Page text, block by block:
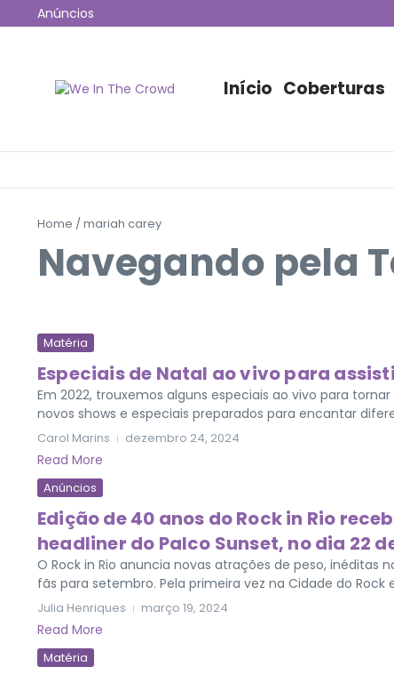
Ir para o conteúdo
Anúncios
Jão esgota 53 mil ingressos e fará maior show da
Início Coberturas
Home /mariah carey
Navegando pela
Matéria
Especiais de Natal ao vivo para
Em 2022, trouxemos alguns especiais ao vivo para
novos shows e especiais preparados para encantar
Carol Marins dezembro 24, 2024
Read More
Anúncios
Edição de 40 anos do Rock in Rio
headliner do Palco Sunset, no dia 22
O Rock in Rio anuncia novas atrações de peso,
fãs para setembro. Pela primeira vez na Cidade do Rock
Julia Henriques março 19, 2024
Read More
Matéria